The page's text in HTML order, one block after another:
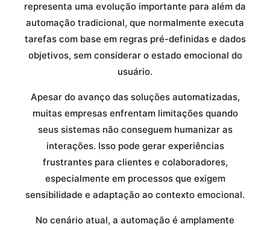
representa uma evolução importante para além da
automação tradicional, que normalmente executa
tarefas com base em regras pré-definidas e dados
objetivos, sem considerar o estado emocional do
usuário.
Apesar do avanço das soluções automatizadas,
muitas empresas enfrentam limitações quando
seus sistemas não conseguem humanizar as
interações. Isso pode gerar experiências
frustrantes para clientes e colaboradores,
especialmente em processos que exigem
sensibilidade e adaptação ao contexto emocional.
No cenário atual, a automação é amplamente